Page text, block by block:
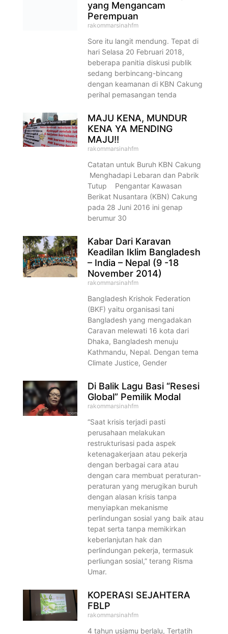
yang Mengancam
Perempuan
rakommarsinahfm
Sore itu langit mendung. Tepat di
hari Selasa 20 Februari 2018,
beberapa panitia diskusi publik
sedang berbincang-bincang
dengan keamanan di KBN Cakung
perihal pemasangan tenda
MAJU KENA, MUNDUR
KENA YA MENDING
MAJU!!
rakommarsinahfm
Catatan untuk Buruh KBN Cakung
Menghadapi Lebaran dan Pabrik
Tutup Pengantar Kawasan
Berikat Nusantara (KBN) Cakung
pada 28 Juni 2016 ini genap
berumur 30
Kabar Dari Karavan
Keadilan Iklim Bangladesh
– India – Nepal (9 -18
November 2014)
rakommarsinahfm
Bangladesh Krishok Federation
(BKF) yaitu organisasi tani
Bangladesh yang mengadakan
Caravan melewati 16 kota dari
Dhaka, Bangladesh menuju
Kathmandu, Nepal. Dengan tema
Climate Justice, Gender
Di Balik Lagu Basi “Resesi
Global” Pemilik Modal
rakommarsinahfm
“Saat krisis terjadi pasti
perusahaan melakukan
restrukturisasi pada aspek
ketenagakerjaan atau pekerja
dengan berbagai cara atau
dengan cara membuat peraturan-
peraturan yang merugikan buruh
dengan alasan krisis tanpa
menyiapkan mekanisme
perlindungan sosial yang baik atau
tepat serta tanpa memikirkan
keberlanjutan hak dan
perlindungan pekerja, termasuk
perliungan sosial,” terang Risma
Umar.
KOPERASI SEJAHTERA
FBLP
rakommarsinahfm
4 tahun usiamu berlalu, Tertatih